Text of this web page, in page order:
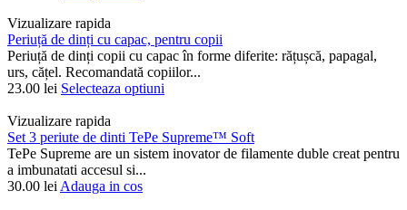
Vizualizare rapida
Periuță de dinți cu capac, pentru copii
Periuță de dinți copii cu capac în forme diferite: rățușcă, papagal,
urs, cățel. Recomandată copiilor...
23.00 lei Selecteaza optiuni
Vizualizare rapida
Set 3 periute de dinti TePe Supreme™ Soft
TePe Supreme are un sistem inovator de filamente duble creat pentru
a imbunatati accesul si...
30.00 lei Adauga in cos